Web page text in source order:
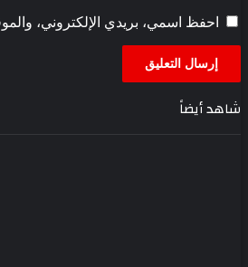
احفظ اسمي، بريدي الإلكتروني،
شاهد أيضاً